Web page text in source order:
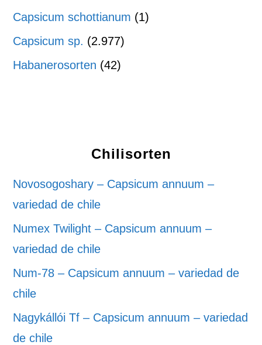
Capsicum schottianum (1)
Capsicum sp. (2.977)
Habanerosorten (42)
Chilisorten
Novosogoshary – Capsicum annuum –
variedad de chile
Numex Twilight – Capsicum annuum –
variedad de chile
Num-78 – Capsicum annuum – variedad de
chile
Nagykállói Tf – Capsicum annuum – variedad
de chile